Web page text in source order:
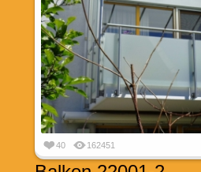
40 162451